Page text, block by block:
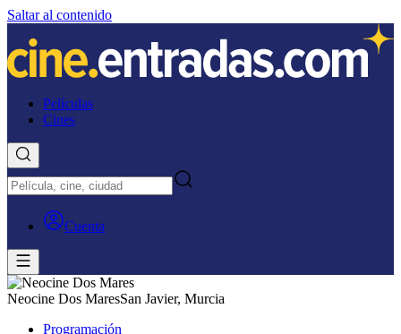
Saltar al contenido
Películas
Cines
Cuenta
Neocine Dos MaresSan Javier, Murcia
Programación